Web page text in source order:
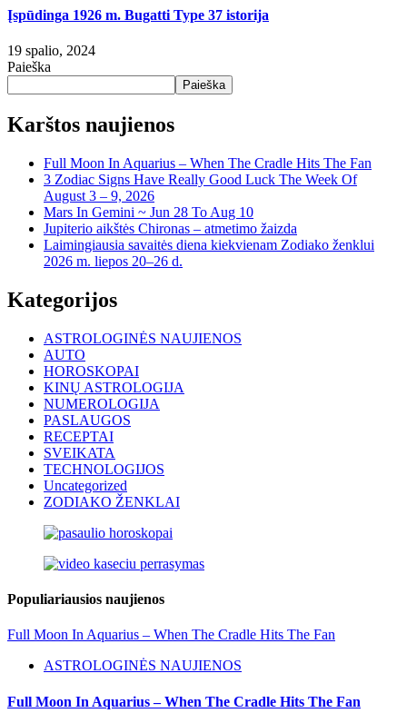
Įspūdinga 1926 m. Bugatti Type 37 istorija
19 spalio, 2024
Paieška
Paieška
Karštos naujienos
Full Moon In Aquarius – When The Cradle Hits The Fan
3 Zodiac Signs Have Really Good Luck The Week Of
August 3 – 9, 2026
Mars In Gemini ~ Jun 28 To Aug 10
Jupiterio aikštės Chironas – atmetimo žaizda
Laimingiausia savaitės diena kiekvienam Zodiako ženklui
2026 m. liepos 20–26 d.
Kategorijos
ASTROLOGINĖS NAUJIENOS
AUTO
HOROSKOPAI
KINŲ ASTROLOGIJA
NUMEROLOGIJA
PASLAUGOS
RECEPTAI
SVEIKATA
TECHNOLOGIJOS
Uncategorized
ZODIAKO ŽENKLAI
Populiariausios naujienos
Full Moon In Aquarius – When The Cradle Hits The Fan
ASTROLOGINĖS NAUJIENOS
Full Moon In Aquarius – When The Cradle Hits The Fan